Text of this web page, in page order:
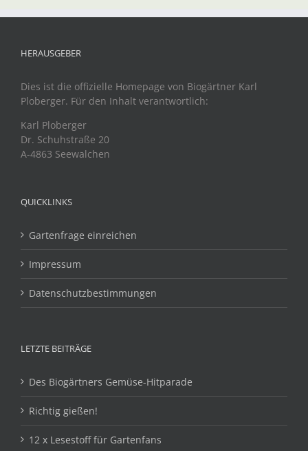
HERAUSGEBER
Dies ist die offizielle Homepage von Biogärtner Karl
Ploberger. Für den Inhalt verantwortlich:
Karl Ploberger
Dr. Schuhstraße 20
A-4863 Seewalchen
QUICKLINKS
Gartenfrage einreichen
Impressum
Datenschutzbestimmungen
LETZTE BEITRÄGE
Des Biogärtners Gemüse-Hitparade
Richtig gießen!
12 x Lesestoff für Gartenfans